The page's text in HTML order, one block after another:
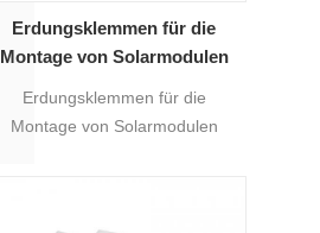
Erdungsklemmen für die
Montage von Solarmodulen
Erdungsklemmen für die
Montage von Solarmodulen